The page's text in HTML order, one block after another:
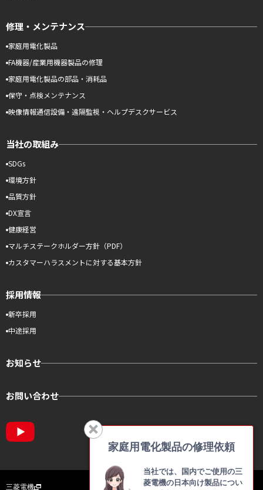
修理・メンテナンス
家庭用電化製品
FA機器/産業用機器製品の修理
家庭用電化製品の部品・消耗品
保守・点検メンテナンス
映像情報通信設備・遠隔監視・ヘルプデスクサービス
当社の取組み
SDGs
環境方針
品質方針
DX宣言
健康経営
マルチステークホルダー方針（PDF）
カスタマーハラスメントに対する基本方針
採用情報
新卒採用
中途採用
お知らせ
お問い合わせ
三菱電機
家庭用電化製品の修理依頼
当社では、国内でご使用の三
菱電機の日本向け製品につい